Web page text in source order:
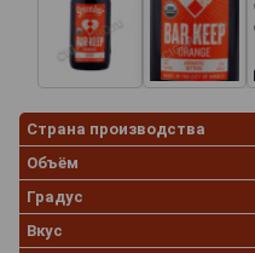
Страна производства
Объём
Градус
Вкус